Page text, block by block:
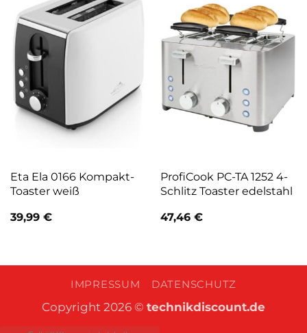
Eta Ela 0166 Kompakt-
Toaster weiß
39,99 €
ProfiCook PC-TA 1252 4-
Schlitz Toaster edelstahl
47,46 €
IMPRESSUM DATENSCHUTZ
Copyright 2026 © technikdiscount.de